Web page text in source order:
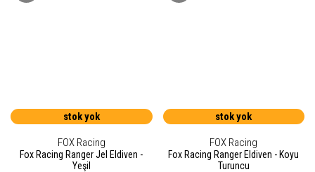
stok yok
FOX Racing
Fox Racing Ranger Jel Eldiven -
Yeşil
stok yok
FOX Racing
Fox Racing Ranger Eldiven - Koyu
Turuncu